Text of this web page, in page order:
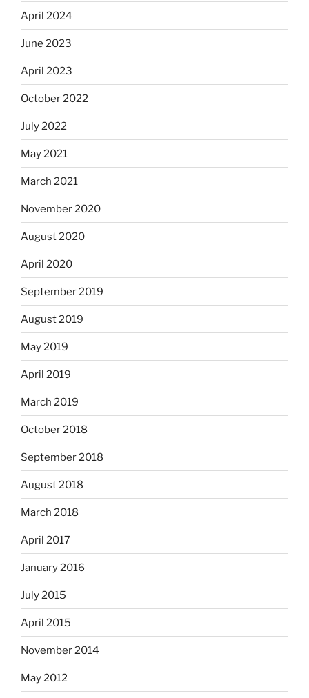
April 2024
June 2023
April 2023
October 2022
July 2022
May 2021
March 2021
November 2020
August 2020
April 2020
September 2019
August 2019
May 2019
April 2019
March 2019
October 2018
September 2018
August 2018
March 2018
April 2017
January 2016
July 2015
April 2015
November 2014
May 2012